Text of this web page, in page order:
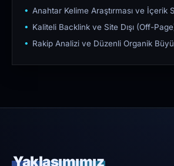
Anahtar Kelime Araştırması ve İçerik
Kaliteli Backlink ve Site Dışı (Off-
Rakip Analizi ve Düzenli Organik
Yaklaşımımız